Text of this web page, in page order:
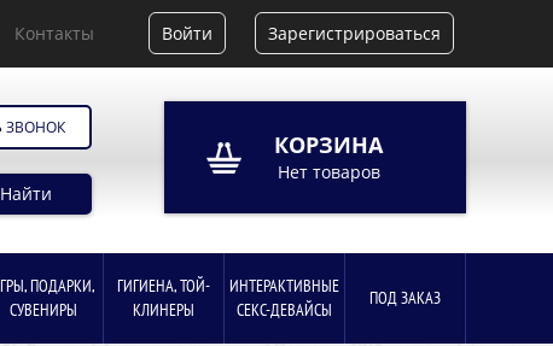
Контакты Войти Зарегистрироваться
ЗВОНОК
Найти
КОРЗИНА
Нет товаров
ПОДАРКИ,
СУВЕНИРЫ
ГИГИЕНА, ТОЙ-
КЛИНЕРЫ
ИНТЕРАКТИВНЫЕ
СЕКС-ДЕВАЙСЫ
ПОД ЗАКАЗ